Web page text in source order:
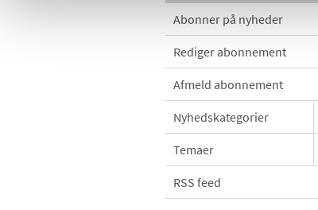
Abonner på nyheder
Rediger abonnement
Afmeld abonnement
Nyhedskategorier
Temaer
RSS feed